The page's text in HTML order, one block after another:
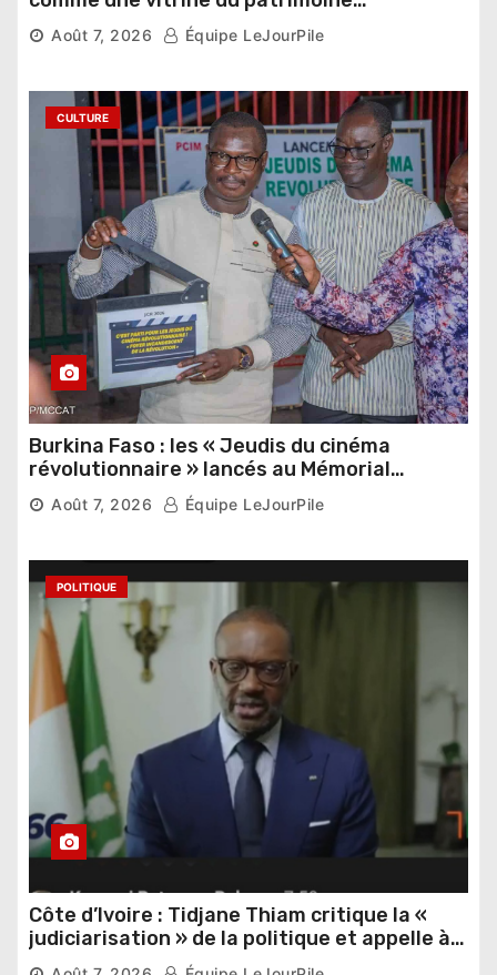
pharaonique auprès des dirigeants
étrangers
Août 7, 2026 Équipe LeJourPile
CULTURE
Burkina Faso : les « Jeudis du cinéma
révolutionnaire » lancés au Mémorial
Thomas Sankara
Août 7, 2026 Équipe LeJourPile
POLITIQUE
Côte d’Ivoire : Tidjane Thiam critique la «
judiciarisation » de la politique et appelle à
poursuivre l’apaisement